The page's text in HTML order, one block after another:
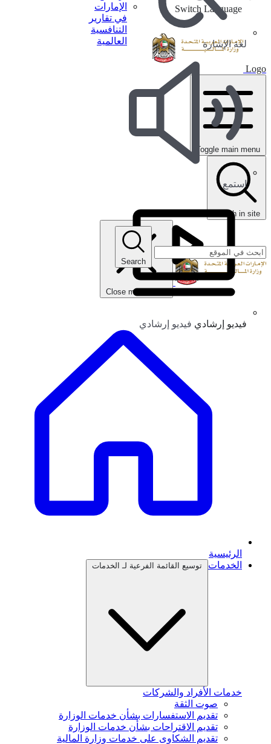
الإمارات
في تقارير
التنافسية
العالمية
لغة الإشارة
استمع
فيديو إرشادي فيديو إرشادي
Switch Language
Logo
Toggle main menu
search in site
Close main menu
Search
الرئيسية
الخدمات
توسيع القائمة الفرعية لـ الخدمات
خدمات الأفراد والشركات
صوت الثقة
تقديم الاستفسارات بشأن خدمات الوزارة
تقديم الاقتراحات بشأن خدمات الوزارة
تقديم الشكاوى على خدمات وزارة المالية